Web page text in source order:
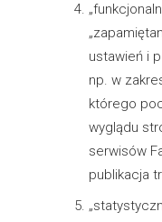
ustawień i
np. w
którego
wyglądu
serwisów
publikacja